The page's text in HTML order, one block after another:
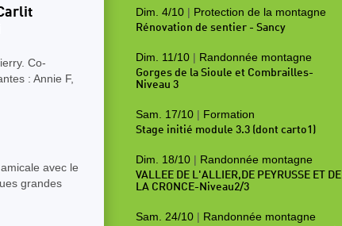
Co-
: Annie F,
avec le
grandes
Dim. 4/10 | Protection de la montagne
Rénovation de sentier - Sancy
Dim. 11/10 | Randonnée montagne
Gorges de la Sioule et Combrailles-
Niveau 3
Sam. 17/10 | Formation
Stage initié module 3.3 (dont carto1)
Dim. 18/10 | Randonnée montagne
VALLEE DE L'ALLIER,DE PEYRUSSE ET DE
LA CRONCE-Niveau2/3
Sam. 24/10 | Randonnée montagne